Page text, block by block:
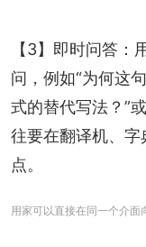
【3】即时问答：
问，例如“为何这
式的替代写法？”
往要在翻译机、
点。
用家可以直接在同一个介面